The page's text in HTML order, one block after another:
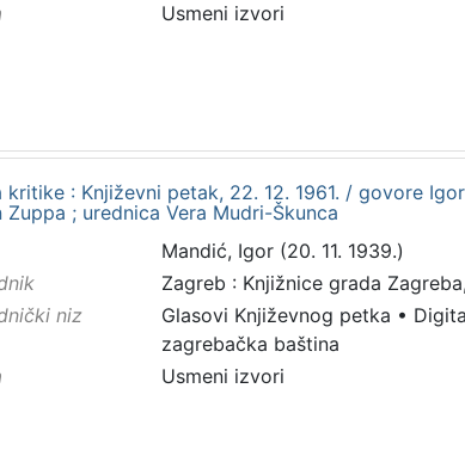
Usmeni izvori
kritike : Književni petak, 22. 12. 1961. / govore
Zuppa ; urednica Vera Mudri-Škunca
Mandić, Igor (20. 11. 1939.)
Zagreb : Knjižnice grada
niz
Glasovi Književnog petka •
zagrebačka baština
Usmeni izvori